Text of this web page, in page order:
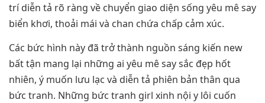
trí diễn tả rõ ràng về chuyển giao diện sống yêu mê say
biển khơi, thoải mái và chan chứa chấp cảm xúc.
Các bức hình này đã trở thành nguồn sáng kiến new
bất tận mang lại những ai yêu mê say sắc đẹp hốt
nhiên, ý muốn lưu lạc và diễn tả phiên bản thân qua
bức tranh. Những bức tranh girl xinh nội y lôi cuốn